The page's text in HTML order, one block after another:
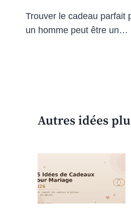
Trouver le cadeau parfait
un homme peut être un…
Autres idées